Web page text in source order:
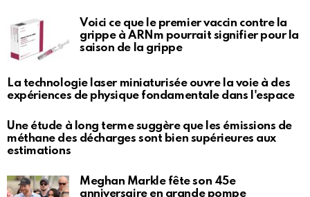
Voici ce que le premier vaccin contre la
grippe à ARNm pourrait signifier pour la
saison de la grippe
La technologie laser miniaturisée ouvre la voie à des
expériences de physique fondamentale dans l'espace
Une étude à long terme suggère que les émissions de
méthane des décharges sont bien supérieures aux
estimations
Meghan Markle fête son 45e
anniversaire en grande pompe